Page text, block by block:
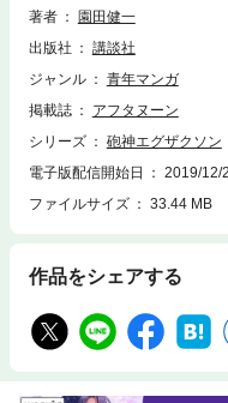
が、その頃、本物の砲一は加
著者
園田健一
出版社
講談社
ジャンル
青年マンガ
掲載誌
アフタヌーン
シリーズ
砲神エグザクソン
電子版配信開始日
2019/12/
ファイルサイズ
33.44 MB
作品をシェアする